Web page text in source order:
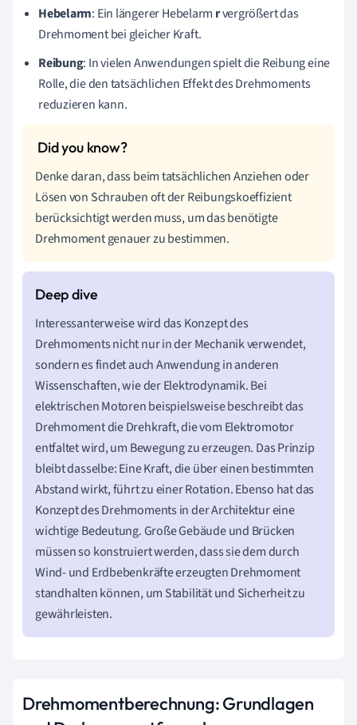
Hebelarm: Ein längerer Hebelarm rvergrößert das
Drehmoment bei gleicher Kraft.
Reibung: In vielen Anwendungen spielt die Reibung eine
Rolle, die den tatsächlichen Effekt des Drehmoments
reduzieren kann.
Denke daran, dass beim tatsächlichen Anziehen oder
Lösen von Schrauben oft der Reibungskoeffizient
berücksichtigt werden muss, um das benötigte
Drehmoment genauer zu bestimmen.
Interessanterweise wird das Konzept des
Drehmoments nicht nur in der Mechanik verwendet,
sondern es findet auch Anwendung in anderen
Wissenschaften, wie der Elektrodynamik. Bei
elektrischen Motoren beispielsweise beschreibt das
Drehmoment die Drehkraft, die vom Elektromotor
entfaltet wird, um Bewegung zu erzeugen. Das Prinzip
bleibt dasselbe: Eine Kraft, die über einen bestimmten
Abstand wirkt, führt zu einer Rotation. Ebenso hat das
Konzept des Drehmoments in der Architektur eine
wichtige Bedeutung. Große Gebäude und Brücken
müssen so konstruiert werden, dass sie dem durch
Wind- und Erdbebenkräfte erzeugten Drehmoment
standhalten können, um Stabilität und Sicherheit zu
gewährleisten.
Drehmomentberechnung: Grundlagen